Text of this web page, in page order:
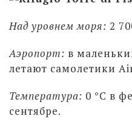
Над уровнем моря: 2
Аэропорт: в
летают самолетики
Температура: 0 °С в
сентябре.